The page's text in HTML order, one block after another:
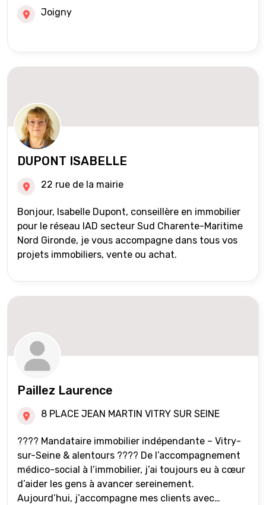
Joigny
DUPONT ISABELLE
22 rue de la mairie
Bonjour, Isabelle Dupont, conseillère en immobilier
pour le réseau IAD secteur Sud Charente-Maritime
Nord Gironde, je vous accompagne dans tous vos
projets immobiliers, vente ou achat.
Paillez Laurence
8 PLACE JEAN MARTIN VITRY SUR SEINE
???? Mandataire immobilier indépendante – Vitry-
sur-Seine & alentours ???? De l’accompagnement
médico-social à l’immobilier, j’ai toujours eu à cœur
d’aider les gens à avancer sereinement.
Aujourd’hui, j’accompagne mes clients avec